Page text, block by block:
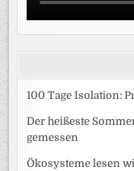
100 Tage Isolation:
Der heißeste
gemessen
Ökosysteme lesen